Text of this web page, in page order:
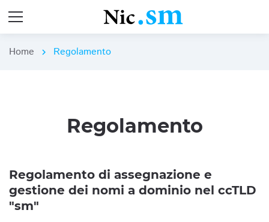
Home chevron_right Regolamento
Regolamento
Regolamento di assegnazione e
gestione dei nomi a dominio nel ccTLD
"sm"